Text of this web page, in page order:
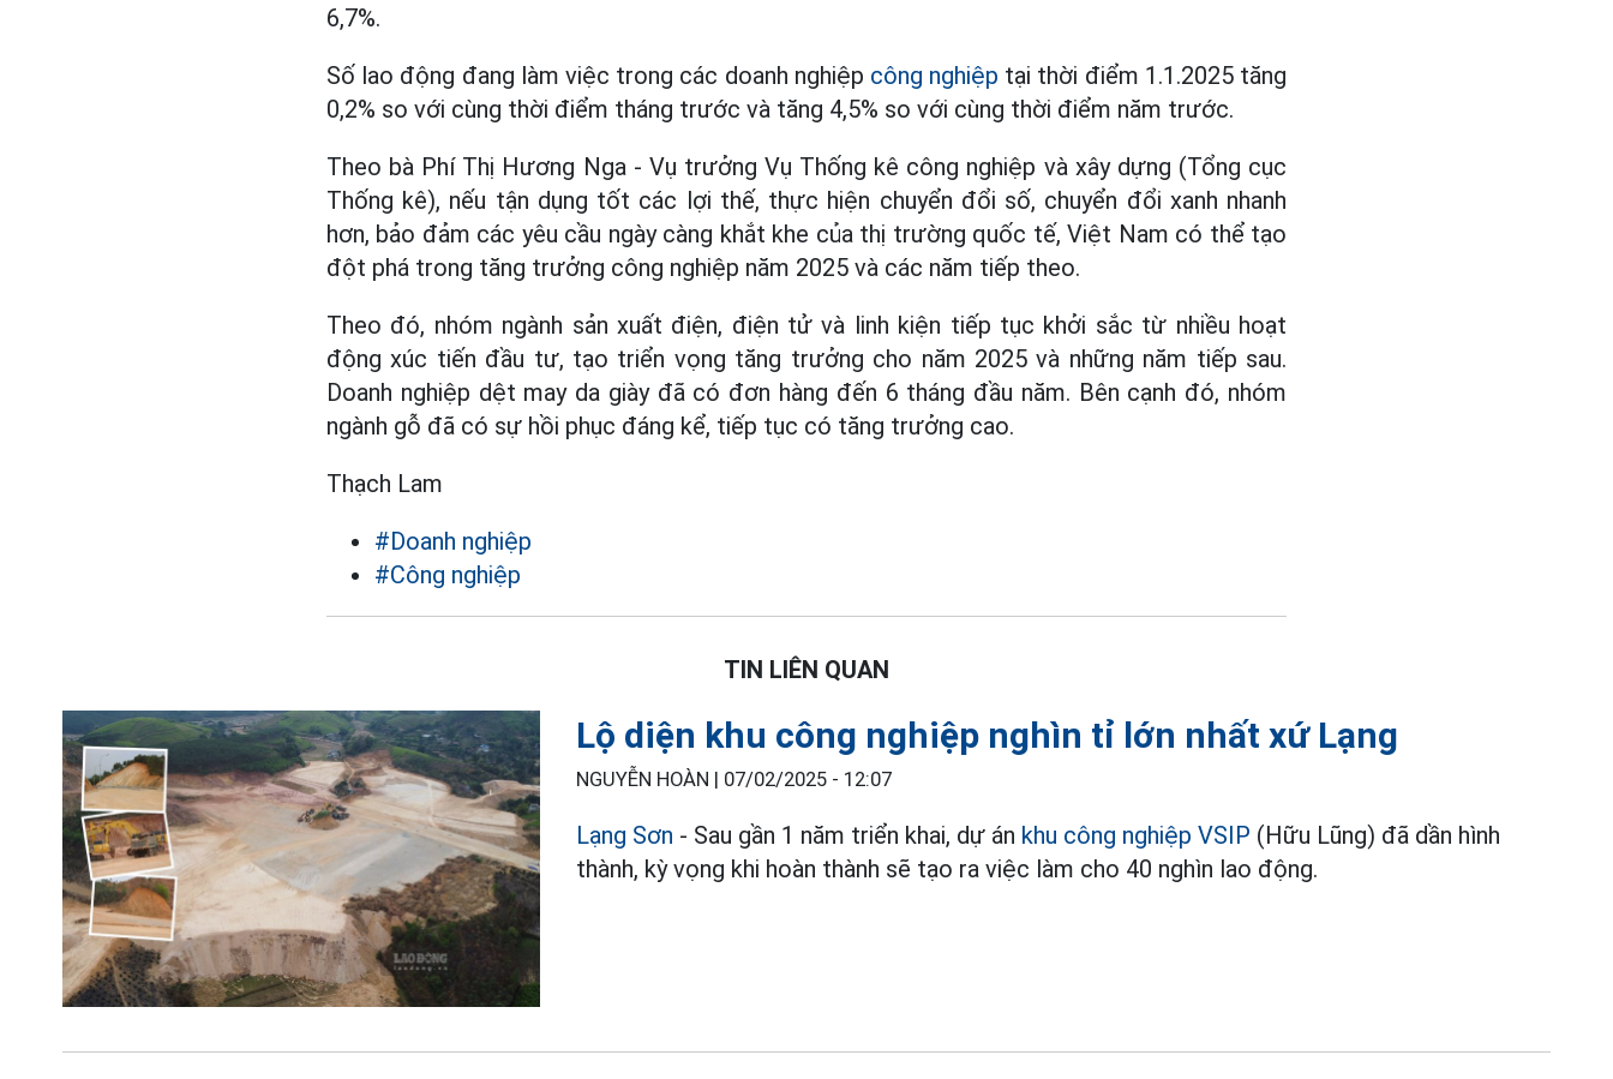
6,7%.
Số lao động đang làm việc trong các doanh nghiệp công nghiệp tại thời điểm 1.1.2025 tăng
0,2% so với cùng thời điểm tháng trước và tăng 4,5% so với cùng thời điểm năm trước.
Theo bà Phí Thị Hương Nga - Vụ trưởng Vụ Thống kê công nghiệp và xây dựng (Tổng cục
Thống kê), nếu tận dụng tốt các lợi thế, thực hiện chuyển đổi số, chuyển đổi xanh nhanh
hơn, bảo đảm các yêu cầu ngày càng khắt khe của thị trường quốc tế, Việt Nam có thể tạo
đột phá trong tăng trưởng công nghiệp năm 2025 và các năm tiếp theo.
Theo đó, nhóm ngành sản xuất điện, điện tử và linh kiện tiếp tục khởi sắc từ nhiều hoạt
động xúc tiến đầu tư, tạo triển vọng tăng trưởng cho năm 2025 và những năm tiếp sau.
Doanh nghiệp dệt may da giày đã có đơn hàng đến 6 tháng đầu năm. Bên cạnh đó, nhóm
ngành gỗ đã có sự hồi phục đáng kể, tiếp tục có tăng trưởng cao.
Thạch Lam
#Doanh nghiệp
#Công nghiệp
TIN LIÊN QUAN
Lộ diện khu công nghiệp nghìn tỉ lớn nhất xứ Lạng
NGUYỄN HOÀN | 07/02/2025 - 12:07
Lạng Sơn - Sau gần 1 năm triển khai, dự án khu công nghiệp VSIP (Hữu Lũng) đã dần hình
thành, kỳ vọng khi hoàn thành sẽ tạo ra việc làm cho 40 nghìn lao động.